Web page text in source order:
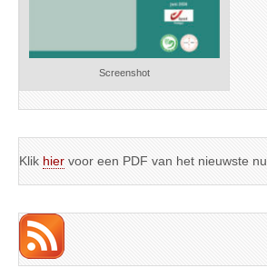
Screenshot
Klik hier voor een PDF van het nieuwste